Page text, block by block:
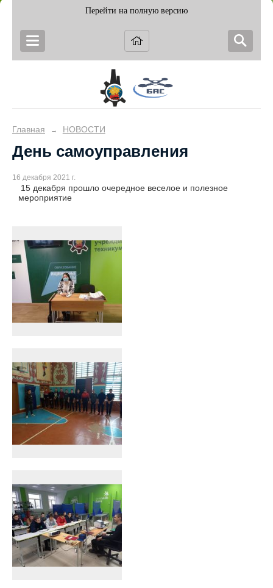
Перейти на полную версию
Главная → НОВОСТИ
День самоуправления
16 декабря 2021 г.
15 декабря прошло очередное веселое и полезное
мероприятие